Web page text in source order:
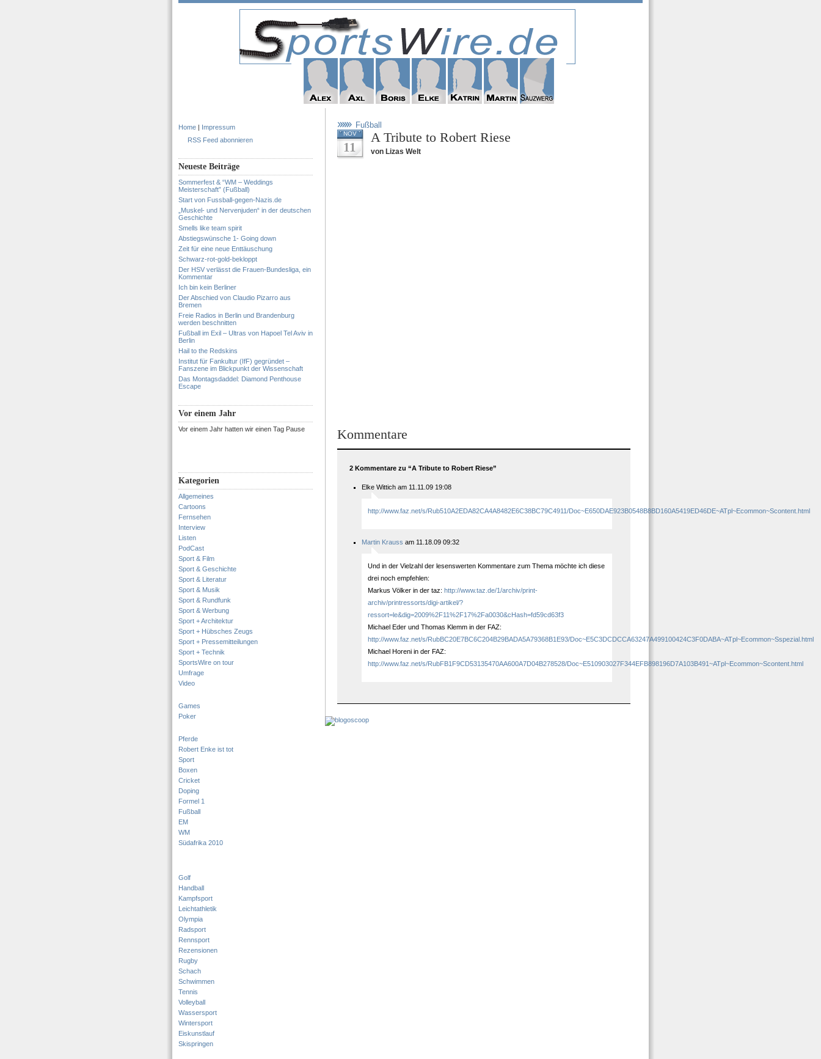
Home | Impressum
RSS Feed abonnieren
Neueste Beiträge
Sommerfest & “WM – Weddings
Meisterschaft” (Fußball)
Start von Fussball-gegen-Nazis.de
„Muskel- und Nervenjuden“ in der deutschen
Geschichte
Smells like team spirit
Abstiegswünsche 1- Going down
Zeit für eine neue Enttäuschung
Schwarz-rot-gold-bekloppt
Der HSV verlässt die Frauen-Bundesliga, ein
Kommentar
Ich bin kein Berliner
Der Abschied von Claudio Pizarro aus
Bremen
Freie Radios in Berlin und Brandenburg
werden beschnitten
Fußball im Exil – Ultras von Hapoel Tel Aviv in
Berlin
Hail to the Redskins
Institut für Fankultur (IfF) gegründet –
Fanszene im Blickpunkt der Wissenschaft
Das Montagsdaddel: Diamond Penthouse
Escape
Vor einem Jahr
Vor einem Jahr hatten wir einen Tag Pause
Kategorien
Allgemeines
Cartoons
Fernsehen
Interview
Listen
PodCast
Sport & Film
Sport & Geschichte
Sport & Literatur
Sport & Musik
Sport & Rundfunk
Sport & Werbung
Sport + Architektur
Sport + Hübsches Zeugs
Sport + Pressemitteilungen
Sport + Technik
SportsWire on tour
Umfrage
Video
Games
Poker
Pferde
Robert Enke ist tot
Sport
Boxen
Cricket
Doping
Formel 1
Fußball
EM
WM
Südafrika 2010
Golf
Handball
Kampfsport
Leichtathletik
Olympia
Radsport
Rennsport
Rezensionen
Rugby
Schach
Schwimmen
Tennis
Volleyball
Wassersport
Wintersport
Eiskunstlauf
Skispringen
Fußball
NOV
11
A Tribute to Robert Riese
von Lizas Welt
Kommentare
2 Kommentare zu “A Tribute to Robert Riese”
Elke Wittich am 11.11.09 19:08
http://www.faz.net/s/Rub510A2EDA82CA4A8482E6C38BC79C4911/Doc~E650DAE923B0548B8BD160A5419ED46DE~ATpl~Ecommon~Scontent.html
Martin Krauss am 11.18.09 09:32
Und in der Vielzahl der lesenswerten Kommentare zum Thema möchte ich diese
drei noch empfehlen:
Markus Völker in der taz: http://www.taz.de/1/archiv/print-
archiv/printressorts/digi-artikel/?
ressort=le&dig=2009%2F11%2F17%2Fa0030&cHash=fd59cd63f3
Michael Eder und Thomas Klemm in der FAZ:
http://www.faz.net/s/RubBC20E7BC6C204B29BADA5A79368B1E93/Doc~E5C3DCDCCA63247A499100424C3F0DABA~ATpl~Ecommon~Sspezial.html
Michael Horeni in der FAZ:
http://www.faz.net/s/RubFB1F9CD53135470AA600A7D04B278528/Doc~E510903027F344EFB898196D7A103B491~ATpl~Ecommon~Scontent.html